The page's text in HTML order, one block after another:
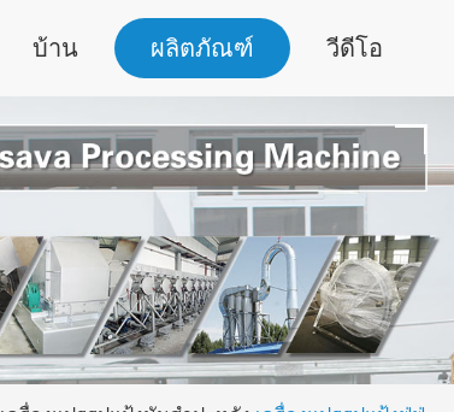
บ้าน ผลิตภัณฑ์ วีดีโอ